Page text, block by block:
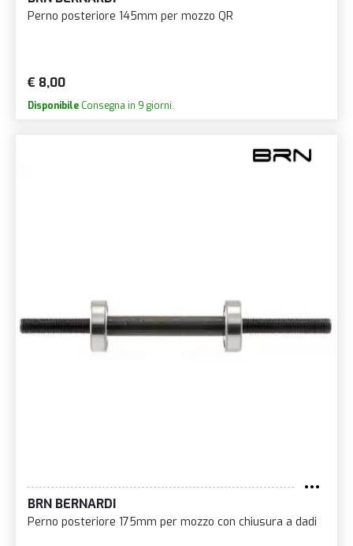
Perno posteriore 145mm per mozzo QR
€ 8,00
Disponibile Consegna in 9 giorni.
BRN BERNARDI
Perno posteriore 175mm per mozzo con chiusura a dadi